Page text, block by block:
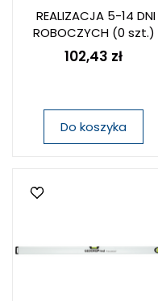
REALIZACJA 5-14 DNI
ROBOCZYCH(0 szt.)
102,43 zł
Do koszyka